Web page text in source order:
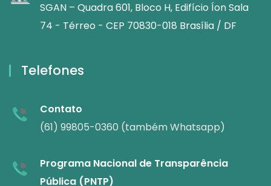
SGAN – Quadra 601, Bloco H, Edifício Íon Sala
74 - Térreo - CEP 70830-018 Brasília / DF
Telefones
Contato
(61) 99805-0360 (também Whatsapp)
Programa Nacional de Transparência
Pública (PNTP)